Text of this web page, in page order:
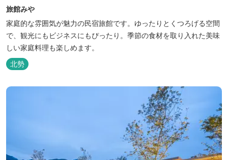
旅館みや
家庭的な雰囲気が魅力の民宿旅館です。ゆったりとくつろげる空間
で、観光にもビジネスにもぴったり。季節の食材を取り入れた美味
しい家庭料理も楽しめます。
北勢